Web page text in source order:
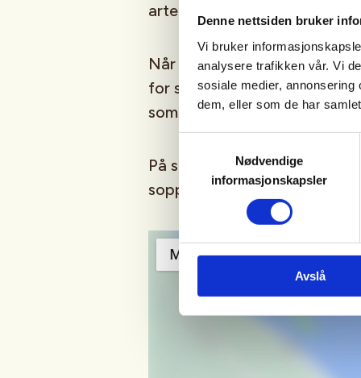
Denne nettsiden bruker
Vi bruker
analysere trafikken vår. Vi
sosiale medier,
dem, eller som de har
Nødvendige
informasjonskapsler
Avslå
arter du har funnet.
Når du plukker sopp du ikke
for seg i kurven, f.eks. i
som mulig av soppen, også
På soppkontroll er du
sopp!